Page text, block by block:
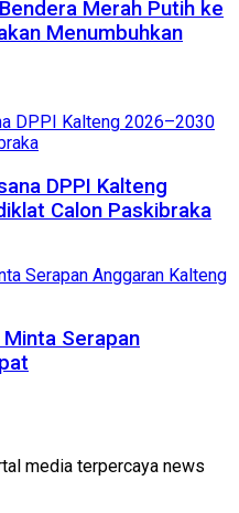
Merah Putih ke
Menumbuhkan
DPPI Kalteng
Calon Paskibraka
Minta Serapan
media terpercaya news